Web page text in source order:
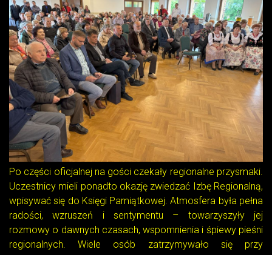
Po części oficjalnej na gości czekały regionalne przysmaki.
Uczestnicy mieli ponadto okazję zwiedzać Izbę Regionalną,
wpisywać się do Księgi Pamiątkowej. Atmosfera była pełna
radości, wzruszeń i sentymentu – towarzyszyły jej
rozmowy o dawnych czasach, wspomnienia i śpiewy pieśni
regionalnych. Wiele osób zatrzymywało się przy